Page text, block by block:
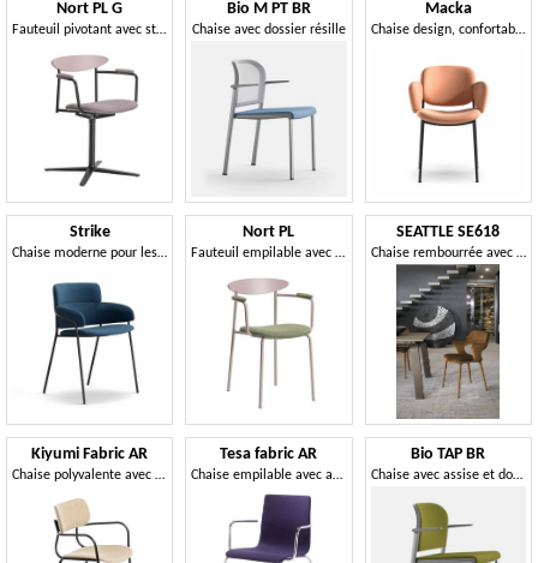
Nort PL G
Fauteuil pivotant avec structure en métal peint
Bio M PT BR
Chaise avec dossier résille
Macka
Chaise design, confortable et enveloppante
Strike
Chaise moderne pour les bars, divers certificats revêtements
Nort PL
Fauteuil empilable avec structure en métal peint
SEATTLE SE618
Chaise rembourrée avec accoudoirs
Kiyumi Fabric AR
Chaise polyvalente avec accoudoirs
Tesa fabric AR
Chaise empilable avec accoudoirs, siège rembourré et dossier
Bio TAP BR
Chaise avec assise et dossier rembourrés